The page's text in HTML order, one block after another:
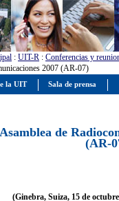
: UIT-R : Conferencias y
2007 (AR-07)
Asamblea de
(AR-
(Ginebra, Suiza, 15 de
la UIT Sala de prensa